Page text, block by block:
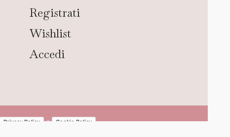
Registrati
Wishlist
Accedi
Privacy Policy e Cookie Policy